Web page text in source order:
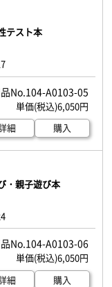
テスト本
104-A0103-05
6,050円
細
購入
・親子遊び本
104-A0103-06
6,050円
細
購入